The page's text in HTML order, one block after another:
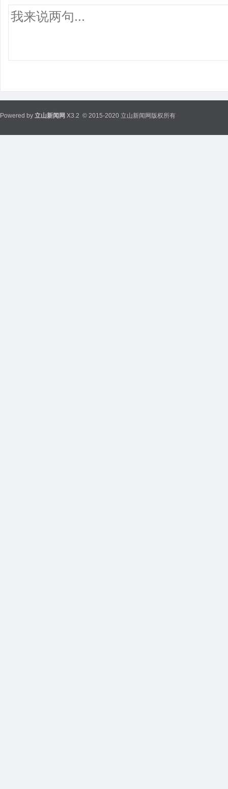
Powered by 立山新闻网 X3.2 © 2015-2020 立山新闻网版权所有